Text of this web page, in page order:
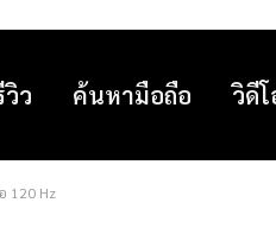
วิว ค้นหามือถือ วิดีโ
120 Hz